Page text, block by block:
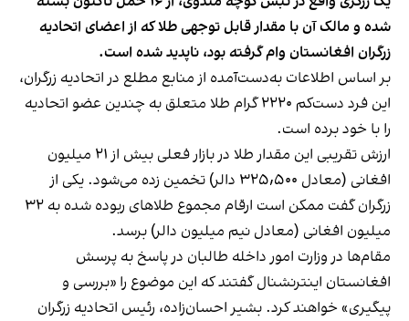
شده و مالک آن با مقدار قابل توجهی طلا که از اعضای اتحادیه
زرگران افغانستان وام گرفته بود، ناپدید شده است.
بر اساس اطلاعات به‌دست‌آمده از منابع مطلع در اتحادیه زرگران،
این فرد دست‌کم ۲۲۲۰ گرام طلا متعلق به چندین عضو اتحادیه
را با خود برده است.
ارزش تقریبی این مقدار طلا در بازار فعلی بیش از ۲۱ میلیون
افغانی (معادل ۳۲۵٬۵۰۰ دالر) تخمین زده می‌شود. یکی از
زرگران گفت ممکن است ارقام مجموع طلاهای ربوده شده به ۳۲
میلیون افغانی (معادل نیم میلیون دالر) برسد.
مقام‌ها در وزارت امور داخله طالبان در پاسخ به پرسش
افغانستان اینترنشنال گفتند که این موضوع را «بررسی و
پیگیری» خواهند کرد. بشیر احسان‌زاده، رئیس اتحادیه زرگران